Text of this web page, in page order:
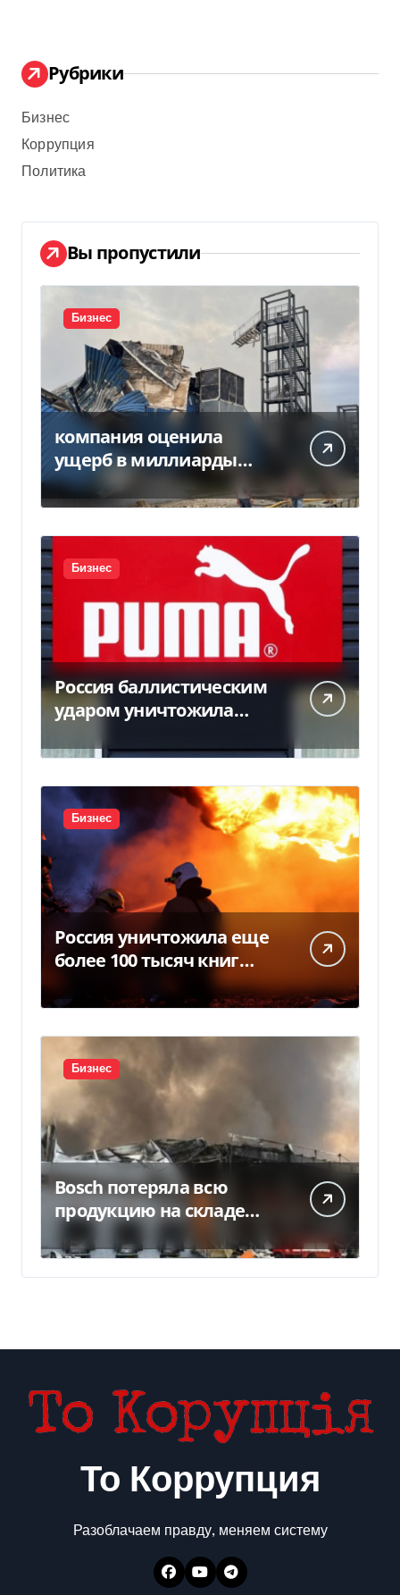
Рубрики
Бизнес
Коррупция
Политика
Вы пропустили
Бизнес
компания оценила
ущерб в миллиарды
гривен
Бизнес
Россия баллистическим
ударом уничтожила
детали
Бизнес
Россия уничтожила еще
более 100 тысяч книг
BookChef: что произошло
Бизнес
Bosch потеряла всю
продукцию на складе
То Коррупция
Разоблачаем правду, меняем систему